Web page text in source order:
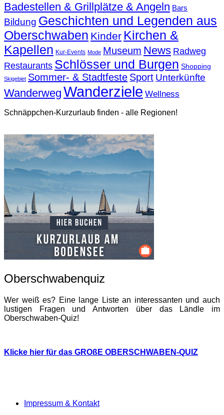
Badestellen & Grillplätze & Angeln Bars
Bildung Geschichten und Legenden aus
Oberschwaben Kinder Kirchen &
Kapellen Kur-Events Mode Museum News Radweg
Restaurants Schlösser und Burgen Shopping
Skigebiet Sommer- & Stadtfeste Sport Unterkünfte
Wanderweg Wanderziele Wellness
Schnäppchen-Kurzurlaub finden - alle Regionen!
Oberschwabenquiz
Wer weiß es? Eine lange Liste an interessanten und auch
lustigen Fragen und Antworten über das Ländle im
Oberschwaben-Quiz!
Klicke hier für das GROßE OBERSCHWABEN-QUIZ
Impressum & Kontakt